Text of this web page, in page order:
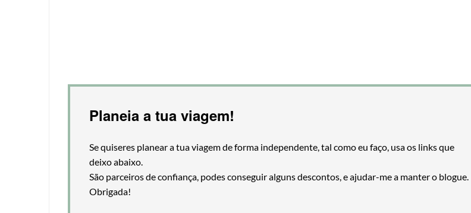
Planeia a tua viagem!
Se quiseres planear a tua viagem de forma independente, tal como eu faço, usa os links que
deixo abaixo.
São parceiros de confiança, podes conseguir alguns descontos, e ajudar-me a manter o blogue.
Obrigada!